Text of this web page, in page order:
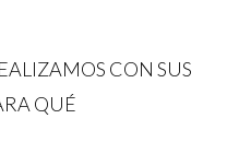
CON SUS
QUÉ